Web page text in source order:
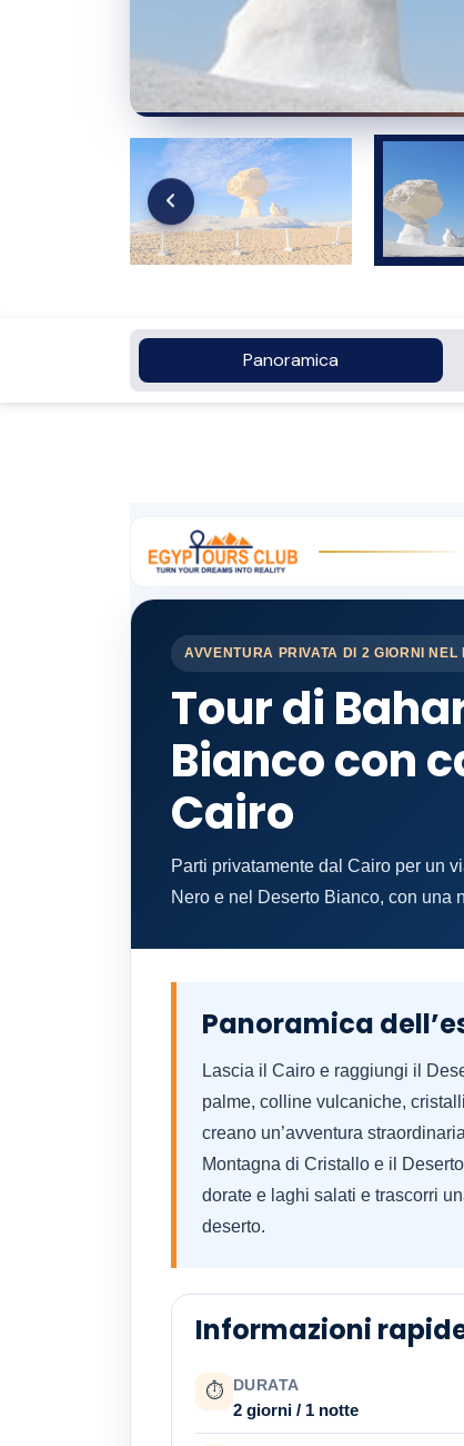
Panoramica
AVVENTURA PRIVATA DI 2 GIORNI NEL
Tour di
Bianco con
Cairo
Parti privatamente dal Cairo per un
Nero e nel Deserto Bianco, con una
Panoramica
Lascia il Cairo e raggiungi il
palme, colline vulcaniche,
creano un’avventura
Montagna di Cristallo e il
dorate e laghi salati e trascorri
deserto.
Informazioni
⏱ DURATA
2 giorni / 1 notte